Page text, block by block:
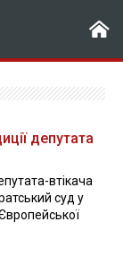
депутата
втікача
суд у